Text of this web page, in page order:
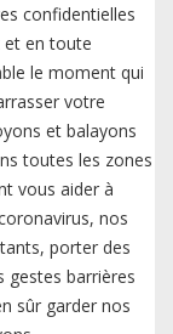
confidentielles
et en toute
le moment qui
votre
et balayons
toutes les zones
vous aider à
nos
porter des
gestes barrières
sûr garder nos